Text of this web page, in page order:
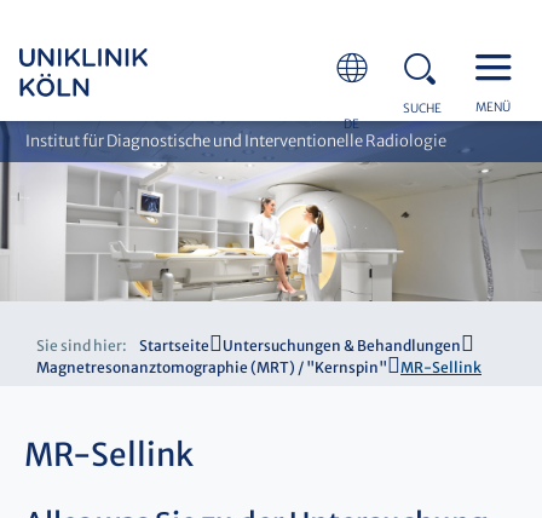
DE
SUCHE MENÜ
Institut für Diagnostische und Interventionelle Radiologie
Sie sind hier: Startseite
Untersuchungen & Behandlungen
Magnetresonanztomographie (MRT) / "Kernspin"
MR-Sellink
MR-Sellink